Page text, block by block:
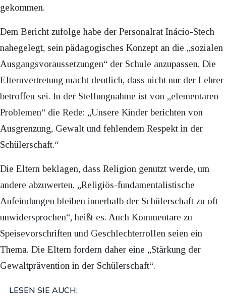
gekommen.
Dem Bericht zufolge habe der Personalrat Inácio-Stech
nahegelegt, sein pädagogisches Konzept an die „sozialen
Ausgangsvoraussetzungen“ der Schule anzupassen. Die
Elternvertretung macht deutlich, dass nicht nur der Lehrer
betroffen sei. In der Stellungnahme ist von „elementaren
Problemen“ die Rede: „Unsere Kinder berichten von
Ausgrenzung, Gewalt und fehlendem Respekt in der
Schülerschaft.“
Die Eltern beklagen, dass Religion genutzt werde, um
andere abzuwerten. „Religiös-fundamentalistische
Anfeindungen bleiben innerhalb der Schülerschaft zu oft
unwidersprochen“, heißt es. Auch Kommentare zu
Speisevorschriften und Geschlechterrollen seien ein
Thema. Die Eltern fordern daher eine „Stärkung der
Gewaltprävention in der Schülerschaft“.
LESEN SIE AUCH: